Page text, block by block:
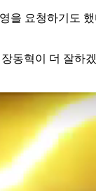
요청하기도
혁이 더 잘하